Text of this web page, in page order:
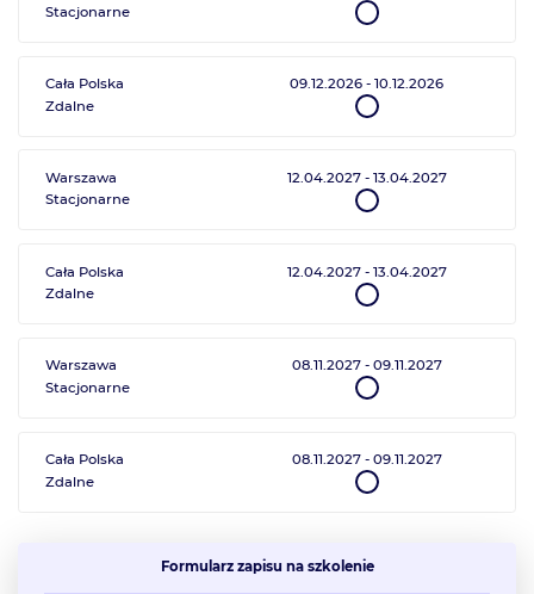
Stacjonarne
Cała Polska 09.12.2026 -10.12.2026
Zdalne
Warszawa 12.04.2027- 13.04.2027
Stacjonarne
Cała Polska 12.04.2027- 13.04.2027
Zdalne
Warszawa 08.11.2027- 09.11.2027
Stacjonarne
Cała Polska 08.11.2027- 09.11.2027
Zdalne
Formularz zapisu na szkolenie